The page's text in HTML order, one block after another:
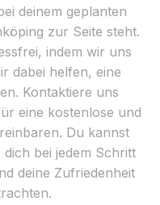
deinem geplanten
zur Seite steht.
indem wir uns
dabei helfen, eine
Kontaktiere uns
eine kostenlose und
Du kannst
bei jedem Schritt
deine Zufriedenheit